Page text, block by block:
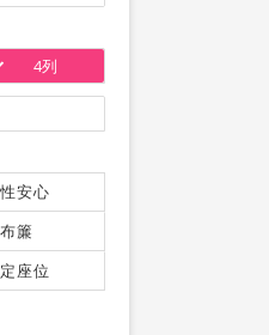
4列
安心
布簾
座位